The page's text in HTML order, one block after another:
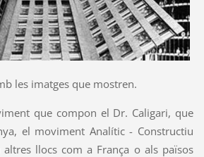
les imatges que mostren.
que compon el Dr. Caligari, que
el moviment Analític - Constructiu
llocs com a França o als països